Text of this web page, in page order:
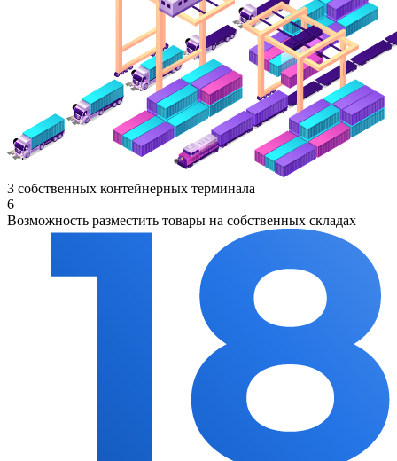
3 собственных контейнерных терминала
6
Возможность разместить товары на собственных складах